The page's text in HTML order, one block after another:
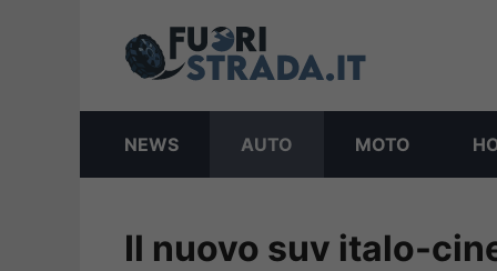
NEWS AUTO MOTO
Il nuovo suv italo-